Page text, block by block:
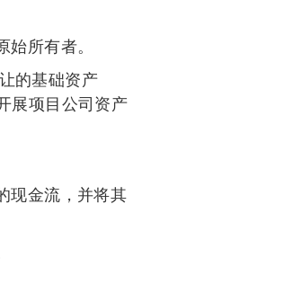
所有者。
的基础资产
展项目公司资产
现金流，并将其